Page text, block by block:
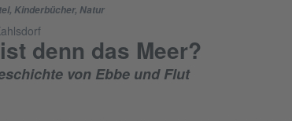
, Kinderbücher, Natur
denn das Meer?
von Ebbe und Flut